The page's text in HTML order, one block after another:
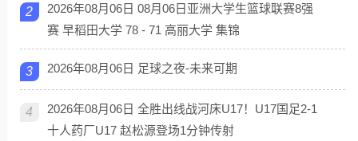
2
2026年08月06日 08月06日亚洲大学生篮球联赛8强
赛 早稻田大学 78 - 71 高丽大学 集锦
3 2026年08月06日 足球之夜-未来可期
4
2026年08月06日 全胜出线战河床U17！U17国足2-1
十人药厂U17 赵松源登场1分钟传射